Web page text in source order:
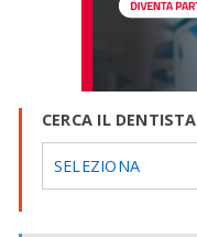
CERCA IL DENTISTA
SELEZIONA